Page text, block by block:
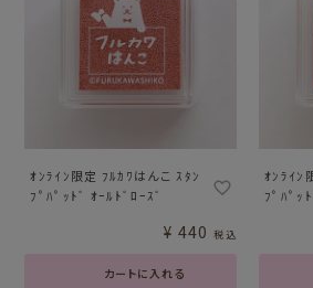
ｵﾝﾗｲﾝ限定 ﾌﾙｶﾜはんこ ｽﾀﾝ
ﾌﾟﾊﾟｯﾄﾞ ｵｰﾙﾄﾞﾛｰｽﾞ
カートに入れる
¥ 440 税込
ｵﾝﾗｲﾝ
ﾌﾟﾊﾟｯ